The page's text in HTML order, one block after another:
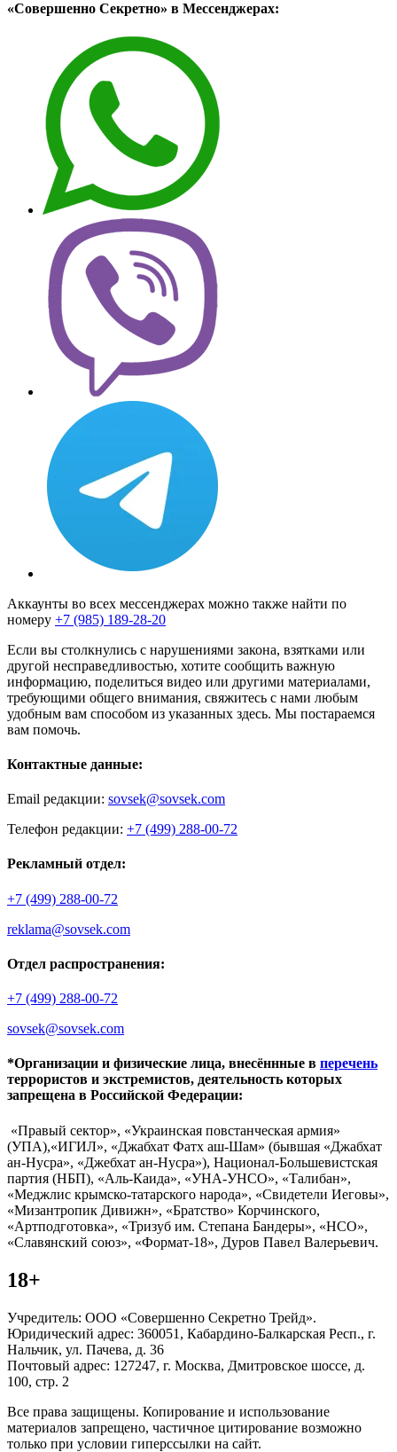
«Совершенно Секретно» в Мессенджерах:
Аккаунты во всех мессенджерах можно также найти по
номеру +7 (985) 189-28-20
Если вы столкнулись с нарушениями закона, взятками или
другой несправедливостью, хотите сообщить важную
информацию, поделиться видео или другими материалами,
требующими общего внимания, свяжитесь с нами любым
удобным вам способом из указанных здесь. Мы постараемся
вам помочь.
Контактные данные:
Email редакции: sovsek@sovsek.com
Телефон редакции: +7 (499) 288-00-72
Рекламный отдел:
+7 (499) 288-00-72
reklama@sovsek.com
Отдел распространения:
+7 (499) 288-00-72
sovsek@sovsek.com
*Организации и физические лица, внесённные в перечень
террористов и экстремистов, деятельность которых
запрещена в Российской Федерации:
«Правый сектор», «Украинская повстанческая армия»
(УПА),«ИГИЛ», «Джабхат Фатх аш-Шам» (бывшая «Джабхат
ан-Нусра», «Джебхат ан-Нусра»), Национал-Большевистская
партия (НБП), «Аль-Каида», «УНА-УНСО», «Талибан»,
«Меджлис крымско-татарского народа», «Свидетели Иеговы»,
«Мизантропик Дивижн», «Братство» Корчинского,
«Артподготовка», «Тризуб им. Степана Бандеры», «НСО»,
«Славянский союз», «Формат-18», Дуров Павел Валерьевич.
18+
Учредитель: ООО «Совершенно Секретно Трейд».
Юридический адрес: 360051, Кабардино-Балкарская Респ., г.
Нальчик, ул. Пачева, д. 36
Почтовый адрес: 127247, г. Москва, Дмитровское шоссе, д.
100, стр. 2
Все права защищены. Копирование и использование
материалов запрещено, частичное цитирование возможно
только при условии гиперссылки на сайт.